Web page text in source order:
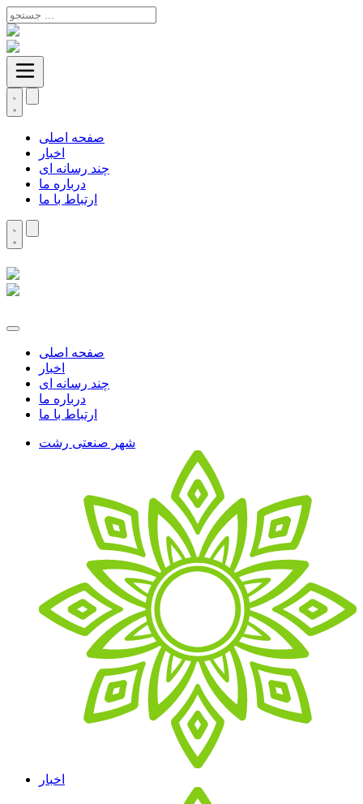
صفحه اصلی
اخبار
چند رسانه ای
درباره ما
ارتباط با ما
صفحه اصلی
اخبار
چند رسانه ای
درباره ما
ارتباط با ما
شهر صنعتی رشت
اخبار